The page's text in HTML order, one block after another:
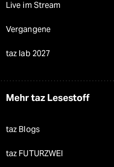
Live im Stream
Vergangene
taz lab 2027
Mehr taz Lesestoff
taz Blogs
taz FUTURZWEI